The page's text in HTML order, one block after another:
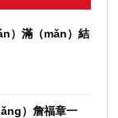
）滿（mǎn）結
）詹福章一